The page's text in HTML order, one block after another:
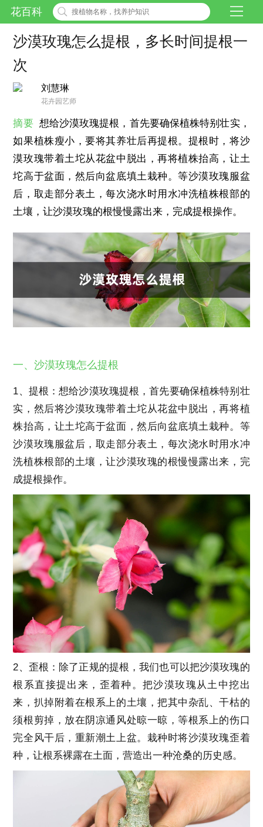
花百科
沙漠玫瑰怎么提根，多长时间提根一
次
刘慧琳
花卉园艺师
摘要 想给沙漠玫瑰提根，首先要确保植株特别壮实，
如果植株瘦小，要将其养壮后再提根。提根时，将沙
漠玫瑰带着土坨从花盆中脱出，再将植株抬高，让土
坨高于盆面，然后向盆底填土栽种。等沙漠玫瑰服盆
后，取走部分表土，每次浇水时用水冲洗植株根部的
土壤，让沙漠玫瑰的根慢慢露出来，完成提根操作。
一、沙漠玫瑰怎么提根
1、提根：想给沙漠玫瑰提根，首先要确保植株特别壮
实，然后将沙漠玫瑰带着土坨从花盆中脱出，再将植
株抬高，让土坨高于盆面，然后向盆底填土栽种。等
沙漠玫瑰服盆后，取走部分表土，每次浇水时用水冲
洗植株根部的土壤，让沙漠玫瑰的根慢慢露出来，完
成提根操作。
2、歪根：除了正规的提根，我们也可以把沙漠玫瑰的
根系直接提出来，歪着种。把沙漠玫瑰从土中挖出
来，扒掉附着在根系上的土壤，把其中杂乱、干枯的
须根剪掉，放在阴凉通风处晾一晾，等根系上的伤口
完全风干后，重新潮土上盆。栽种时将沙漠玫瑰歪着
种，让根系裸露在土面，营造出一种沧桑的历史感。